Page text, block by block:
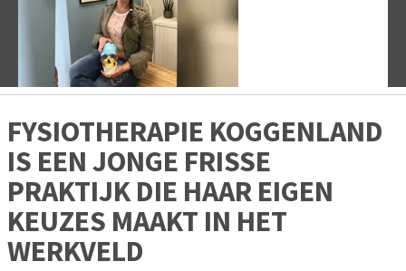
FYSIOTHERAPIE KOGGENLAND
IS EEN JONGE FRISSE
PRAKTIJK DIE HAAR EIGEN
KEUZES MAAKT IN HET
WERKVELD